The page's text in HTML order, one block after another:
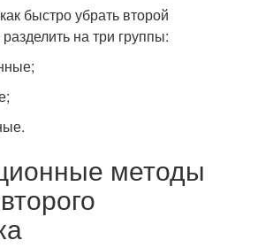
быстро убрать второй
на три группы:
методы